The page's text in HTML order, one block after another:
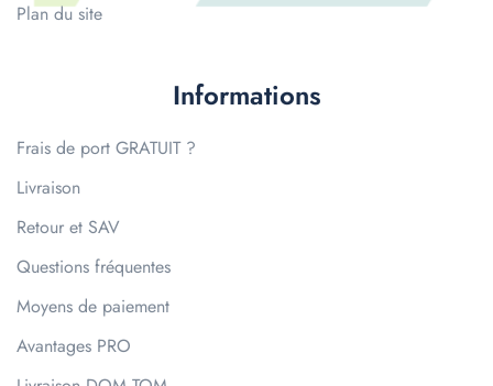
Plan du site
Informations
Frais de port GRATUIT ?
Livraison
Retour et SAV
Questions fréquentes
Moyens de paiement
Avantages PRO